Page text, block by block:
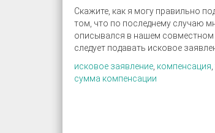
Скажите, как я могу правильно
том, что по последнему случаю
описывался в нашем совместном
следует подавать исковое
исковое заявление компенсация
сумма компенсации